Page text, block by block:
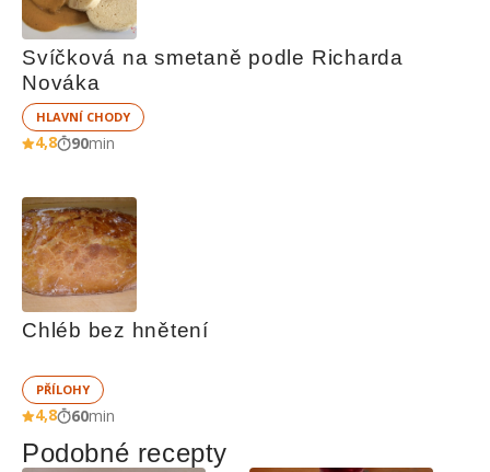
Svíčková na smetaně podle Richarda
Nováka
HLAVNÍ CHODY
4,8 90min
Chléb bez hnětení
PŘÍLOHY
4,8 60min
Podobné recepty